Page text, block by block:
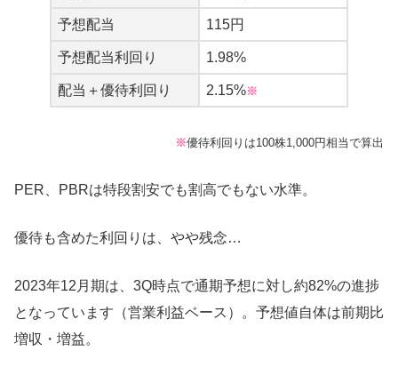
予想配当 115円
予想配当利回り 1.98%
配当＋優待利回り 2.15%※
※優待利回りは100株1,000円相当で算出
PER、PBRは特段割安でも割高でもない水準。
優待も含めた利回りは、やや残念…
2023年12月期は、3Q時点で通期予想に対し約82%の進捗
となっています（営業利益ベース）。予想値自体は前期比
増収・増益。